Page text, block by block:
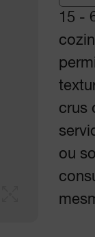
15 -
crus
ou